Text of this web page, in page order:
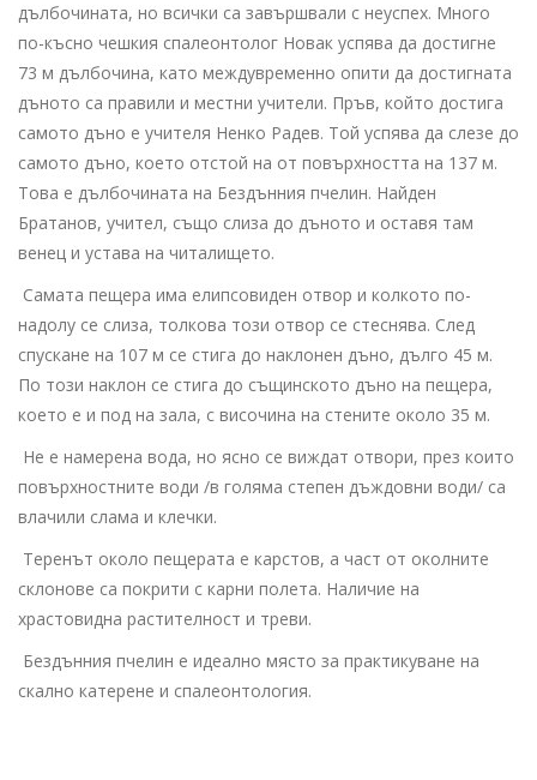
дълбочината, но всички са завършвали с неуспех. Много
по-късно чешкия спалеонтолог Новак успява да достигне
73 м дълбочина, като междувременно опити да достигната
дъното са правили и местни учители. Пръв, който достига
самото дъно е учителя Ненко Радев. Той успява да слезе до
самото дъно, което отстой на от повърхността на 137 м.
Това е дълбочината на Бездънния пчелин. Найден
Братанов, учител, също слиза до дъното и оставя там
венец и устава на читалището.
Самата пещера има елипсовиден отвор и колкото по-
надолу се слиза, толкова този отвор се стеснява. След
спускане на 107 м се стига до наклонен дъно, дълго 45 м.
По този наклон се стига до същинското дъно на пещера,
което е и под на зала, с височина на стените около 35 м.
Не е намерена вода, но ясно се виждат отвори, през които
повърхностните води /в голяма степен дъждовни води/ са
влачили слама и клечки.
Теренът около пещерата е карстов, а част от околните
склонове са покрити с карни полета. Наличие на
храстовидна растителност и треви.
Бездънния пчелин е идеално място за практикуване на
скално катерене и спалеонтология.